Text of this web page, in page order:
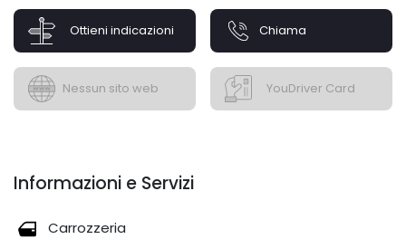
Ottieni indicazioni Chiama
Nessun sito web YouDriver Card
Informazioni e Servizi
Carrozzeria